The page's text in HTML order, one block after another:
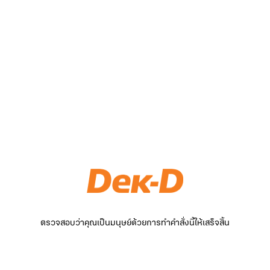
ตรวจสอบว่าคุณเป็นมนุษย์ด้วยการทำคำสั่งนี้ให้เสร็จสิ้น